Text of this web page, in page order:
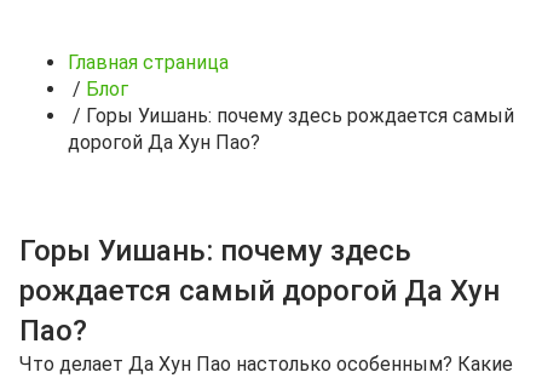
Главная страница
/ Блог
/ Горы Уишань: почему здесь рождается самый
дорогой Да Хун Пао?
Горы Уишань: почему здесь
рождается самый дорогой Да Хун
Пао?
Что делает Да Хун Пао настолько особенным? Какие